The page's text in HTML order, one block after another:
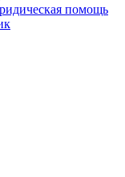
помощь